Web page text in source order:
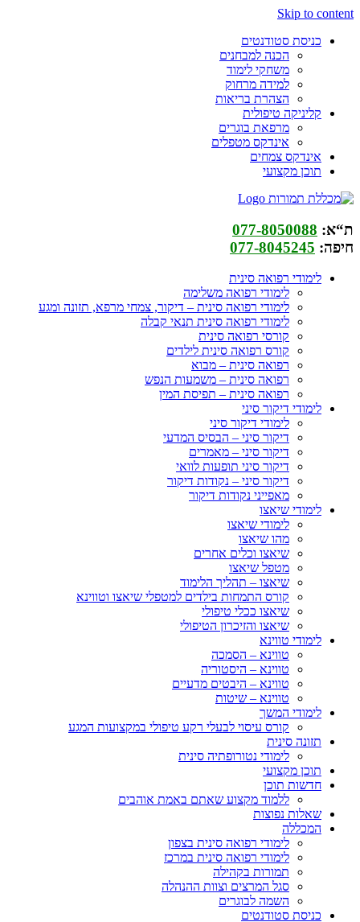
Skip to content
כניסת סטודנטים
הכנה למבחנים
משחקי לימוד
למידה מרחוק
הצהרת בריאות
קליניקה טיפולית
מרפאת בוגרים
אינדקס מטפלים
אינדקס צמחים
תוכן מקצועי
ת“א: 077-8050088
חיפה: 077-8045245
לימודי רפואה סינית
לימודי רפואה משלימה
לימודי רפואה סינית – דיקור, צמחי מרפא, תזונה ומגע
לימודי רפואה סינית תנאי קבלה
קורסי רפואה סינית
קורס רפואה סינית לילדים
רפואה סינית – מבוא
רפואה סינית – משמעות הנפש
רפואה סינית – תפיסת המין
לימודי דיקור סיני
לימודי דיקור סיני
דיקור סיני – הבסיס המדעי
דיקור סיני – מאמרים
דיקור סיני תופעות לוואי
דיקור סיני – נקודות דיקור
מאפייני נקודות דיקור
לימודי שיאצו
לימודי שיאצו
מהו שיאצו
שיאצו וכלים אחרים
מטפל שיאצו
שיאצו – תהליך הלימוד
קורס התמחות בילדים למטפלי שיאצו וטווינא
שיאצו ככלי טיפולי
שיאצו והזיכרון הטיפולי
לימודי טווינא
טווינא – הסמכה
טווינא – היסטוריה
טווינא – היבטים מדעיים
טווינא – שיטות
לימודי המשך
קורס עיסוי לבעלי רקע טיפולי במקצועות המגע
תזונה סינית
לימודי נטורופתיה סינית
תוכן מקצועי
חדשות תוכן
ללמוד מקצוע שאתם באמת אוהבים
שאלות נפוצות
המכללה
לימודי רפואה סינית בצפון
לימודי רפואה סינית במרכז
תמורות בקהילה
סגל המרצים וצוות ההנהלה
השמה לבוגרים
כניסת סטודנטים